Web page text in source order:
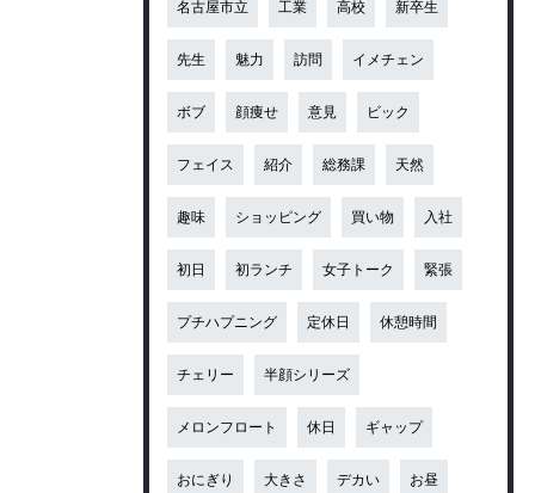
名古屋市立 工業 高校 新卒生
先生 魅力 訪問 イメチェン
ボブ 顔痩せ 意見 ビック
フェイス 紹介 総務課 天然
趣味 ショッピング 買い物 入社
初日 初ランチ 女子トーク 緊張
プチハプニング 定休日 休憩時間
チェリー 半顔シリーズ
メロンフロート 休日 ギャップ
おにぎり 大きさ デカい お昼